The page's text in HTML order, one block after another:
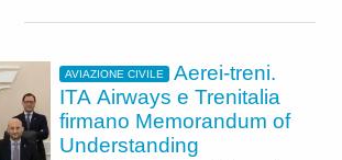
AVIAZIONE CIVILE
Aerei-treni.
ITA Airways e Trenitalia
firmano Memorandum of
Understanding